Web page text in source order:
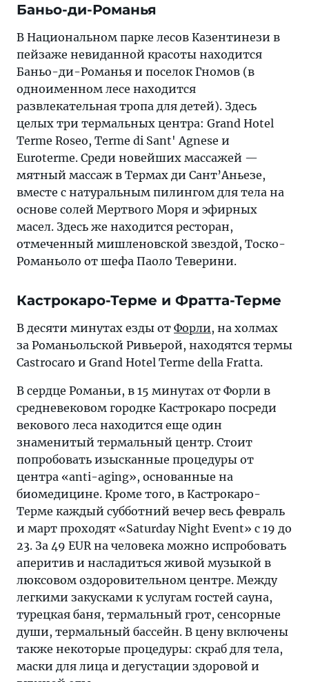
Баньо-ди-Романья
В Национальном парке лесов Казентинези в
пейзаже невиданной красоты находится
Баньо-ди-Романья и поселок Гномов (в
одноименном лесе находится
развлекательная тропа для детей). Здесь
целых три термальных центра: Grand Hotel
Terme Roseo, Terme di Sant' Agnese и
Euroterme. Среди новейших массажей —
мятный массаж в Термах ди Сант’Аньезе,
вместе с натуральным пилингом для тела на
основе солей Мертвого Моря и эфирных
масел. Здесь же находится ресторан,
отмеченный мишленовской звездой, Тоско-
Романьоло от шефа Паоло Теверини.
Кастрокаро-Терме и Фратта-Терме
В десяти минутах езды от Форли, на холмах
за Романьольской Ривьерой, находятся термы
Castrocaro и Grand Hotel Terme della Fratta.
В сердце Романьи, в 15 минутах от Форли в
средневековом городке Кастрокаро посреди
векового леса находится еще один
знаменитый термальный центр. Стоит
попробовать изысканные процедуры от
центра «anti-aging», основанные на
биомедицине. Кроме того, в Кастрокаро-
Терме каждый субботний вечер весь февраль
и март проходят «Saturday Night Event» с 19 до
23. За 49 EUR на человека можно испробовать
аперитив и насладиться живой музыкой в
люксовом оздоровительном центре. Между
легкими закусками к услугам гостей сауна,
турецкая баня, термальный грот, сенсорные
души, термальный бассейн. В цену включены
также некоторые процедуры: скраб для тела,
маски для лица и дегустации здоровой и